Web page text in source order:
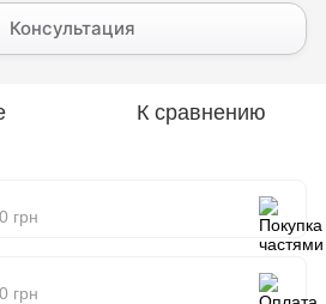
Консультация
К сравнению
грн
грн